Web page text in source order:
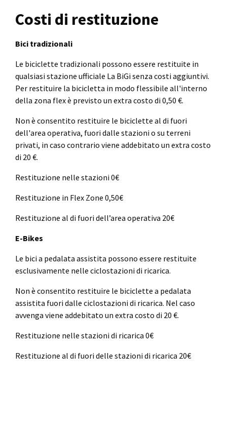
Costi di restituzione
Bici tradizionali
Le biciclette tradizionali possono essere restituite in
qualsiasi stazione ufficiale La BiGi senza costi aggiuntivi.
Per restituire la bicicletta in modo flessibile all'interno
della zona flex è previsto un extra costo di 0,50 €.
Non è consentito restituire le biciclette al di fuori
dell'area operativa, fuori dalle stazioni o su terreni
privati, in caso contrario viene addebitato un extra costo
di 20 €.
Restituzione nelle stazioni 0€
Restituzione in Flex Zone 0,50€
Restituzione al di fuori dell’area operativa 20€
E-Bikes
Le bici a pedalata assistita possono essere restituite
esclusivamente nelle ciclostazioni di ricarica.
Non è consentito restituire le biciclette a pedalata
assistita fuori dalle ciclostazioni di ricarica. Nel caso
avvenga viene addebitato un extra costo di 20 €.
Restituzione nelle stazioni di ricarica 0€
Restituzione al di fuori delle stazioni di ricarica 20€